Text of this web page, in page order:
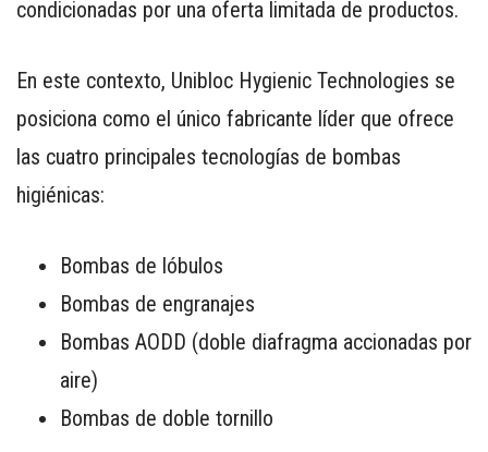
condicionadas por una oferta limitada de productos.
En este contexto, Unibloc Hygienic Technologies se
posiciona como el único fabricante líder que ofrece
las cuatro principales tecnologías de bombas
higiénicas:
Bombas de lóbulos
Bombas de engranajes
Bombas AODD (doble diafragma accionadas por
aire)
Bombas de doble tornillo